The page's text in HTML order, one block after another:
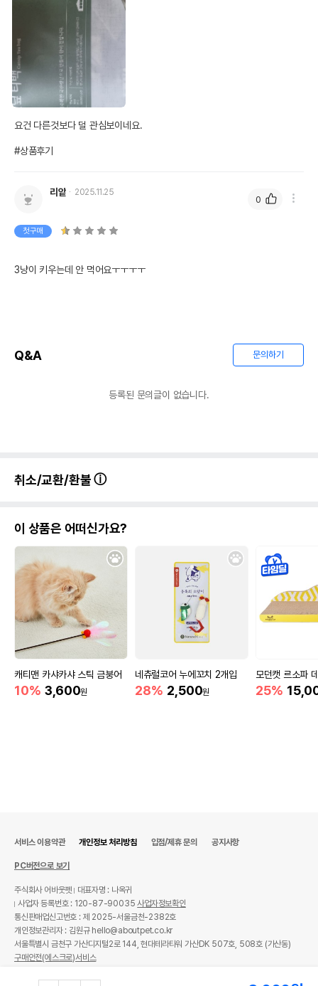
요건 다른것보다 덜 관심보이네요.
#상품후기
리앝 2025.11.25
첫구매
3냥이 키우는데 안 먹어요ㅜㅜㅜㅜ
0
Q&A 문의하기
등록된 문의글이 없습니다.
취소/교환/환불
이 상품은 어떠신가요?
캐티맨 카샤카샤 스틱 금붕어
10% 3,600원
네츄럴코어 누에꼬치 2개입
28% 2,500원
모던캣 르소파
25%
서비스 이용약관 개인정보 처리방침 입점/제휴 문의 공지사항
PC버전으로 보기
주식회사 어바웃펫
대표자명 : 나옥귀
사업자 등록번호 : 120-87-90035사업자정보확인
통신판매업신고번호 : 제 2025-서울금천-2382호
개인정보관리자 : 김원규 hello@aboutpet.co.kr
서울특별시 금천구 가산디지털2로 144, 현대테라타워 가산DK 507호, 508호 (가산동)
구매안전(에스크로)서비스